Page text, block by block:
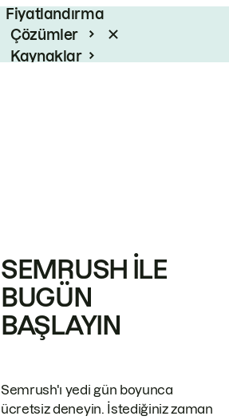
Fiyatlandırma
Çözümler
Kaynaklar
SEMRUSH ILE
BUGÜN
BAŞLAYIN
Semrush'ı yedi gün boyunca
ücretsiz deneyin. İstediğiniz zaman